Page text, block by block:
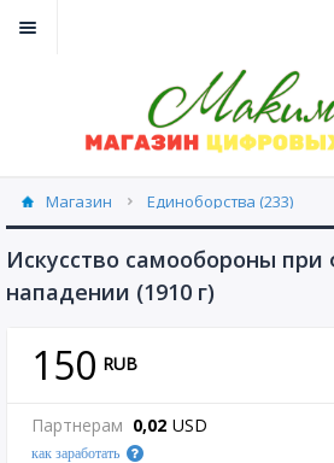
Магазин Единоборства (233)
Искусство самообороны при
нападении (1910 г)
150 RUB
Партнерам 0,02 USD
как заработать